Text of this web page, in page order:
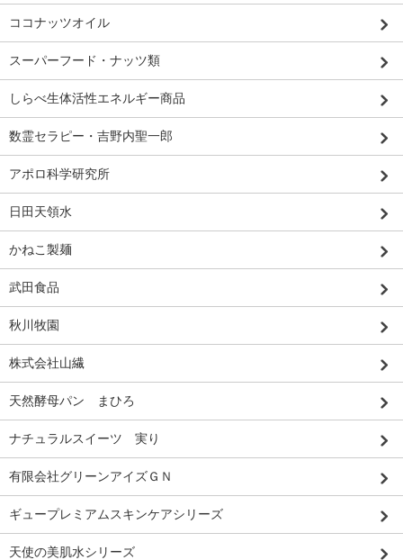
ココナッツオイル
スーパーフード・ナッツ類
しらべ生体活性エネルギー商品
数霊セラピー・吉野内聖一郎
アポロ科学研究所
日田天領水
かねこ製麺
武田食品
秋川牧園
株式会社山繊
天然酵母パン まひろ
ナチュラルスイーツ 実り
有限会社グリーンアイズＧＮ
ギュープレミアムスキンケアシリーズ
天使の美肌水シリーズ